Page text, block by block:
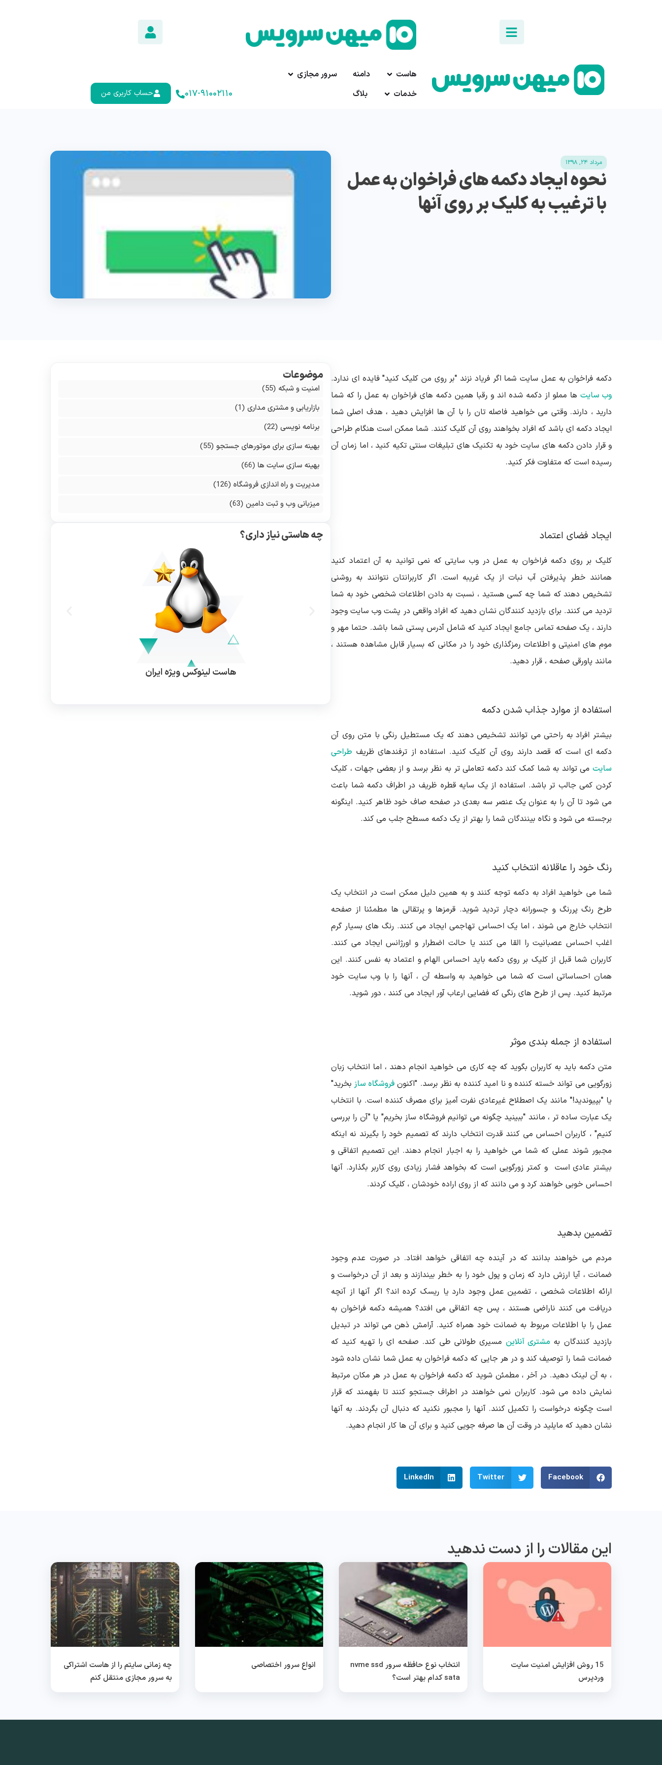
هاست دامنه
سرور مجازی
خدمات
بلاگ ۰۱۷-۹۱۰۰۲۱۱۰ حساب کاربری من
مرداد ۲۴, ۱۳۹۸
نحوه ایجاد دکمه های فراخوان به عمل
با ترغیب به کلیک بر روی آنها
دکمه فراخوان به عمل سایت شما اگر فریاد نزند "بر روی من کلیک کنید" فایده ای ندارد.
وب سایت ها مملو از دکمه شده اند و رقبا همین دکمه های فراخوان به عمل را که شما
دارید ، دارند. وقتی می خواهید فاصله تان را با آن ها افزایش دهید ، هدف اصلی شما
ایجاد دکمه ای باشد که افراد بخواهند روی آن کلیک کنند. شما ممکن است هنگام طراحی
و قرار دادن دکمه های سایت خود به تکنیک های تبلیغات سنتی تکیه کنید ، اما زمان آن
رسیده است که متفاوت فکر کنید.
ایجاد فضای اعتماد
کلیک بر روی دکمه فراخوان به عمل در وب سایتی که نمی توانید به آن اعتماد کنید
همانند خطر پذیرفتن آب نبات از یک غریبه است. اگر کاربرانتان نتوانند به روشنی
تشخیص دهند که شما چه کسی هستید ، نسبت به دادن اطلاعات شخصی خود به شما
تردید می کنند. برای بازدید کنندگان نشان دهید که افراد واقعی در پشت وب سایت وجود
دارند ، یک صفحه تماس جامع ایجاد کنید که شامل آدرس پستی شما باشد. حتما مهر و
موم های امنیتی و اطلاعات رمزگذاری خود را در مکانی که بسیار قابل مشاهده هستند ،
مانند پاورقی صفحه ، قرار دهید.
استفاده از موارد جذاب شدن دکمه
بیشتر افراد به راحتی می توانند تشخیص دهند که یک مستطیل رنگی با متن روی آن
دکمه ای است که قصد دارند روی آن کلیک کنید. استفاده از ترفندهای ظریف طراحی
سایت می تواند به شما کمک کند دکمه تعاملی تر به نظر برسد و از بعضی جهات ، کلیک
کردن کمی جالب تر باشد. استفاده از یک سایه قطره ظریف در اطراف دکمه شما باعث
می شود تا آن را به عنوان یک عنصر سه بعدی در صفحه صاف خود ظاهر کنید. اینگونه
برجسته می شود و نگاه بینندگان شما را بهتر از یک دکمه مسطح جلب می کند.
رنگ خود را عاقلانه انتخاب کنید
شما می خواهید افراد به دکمه توجه کنند و به همین دلیل ممکن است در انتخاب یک
طرح رنگ پررنگ و جسورانه دچار تردید شوید. قرمزها و پرتقالی ها مطمئنا از صفحه
انتخاب خارج می شوند ، اما یک احساس تهاجمی ایجاد می کنند. رنگ های بسیار گرم
اغلب احساس عصبانیت را القا می کنند یا حالت اضطرار و اورژانس ایجاد می کنند.
کاربران شما قبل از کلیک بر روی دکمه باید احساس الهام و اعتماد به نفس کنند. این
همان احساساتی است که شما می خواهید به واسطه آن ، آنها را با وب سایت خود
مرتبط کنید. پس از طرح های رنگی که فضایی ارعاب آور ایجاد می کنند ، دور شوید.
استفاده از جمله بندی موثر
متن دکمه باید به کاربران بگوید که چه کاری می خواهید انجام دهند ، اما انتخاب زبان
زورگویی می تواند خسته کننده و نا امید کننده به نظر برسد. "اکنونفروشگاه سازبخرید"
یا "بپیوندید!" مانند یک اصطلاح غیرعادی نفرت آمیز برای مصرف کننده است. با انتخاب
یک عبارت ساده تر ، مانند "ببینید چگونه می توانیم فروشگاه ساز بخریم" یا"آن را بررسی
کنیم" ، کاربران احساس می کنند قدرت انتخاب دارند که تصمیم خود را بگیرند نه اینکه
مجبور شوند عملی که شما می خواهید را به اجبار انجام دهند. این تصمیم اتفاقی و
بیشتر عادی است و کمتر زورگویی است که بخواهد فشار زیادی روی کاربر بگذارد. آنها
احساس خوبی خواهند کرد و می دانند که از روی اراده خودشان ، کلیک کردند.
تضمین بدهید
مردم می خواهند بدانند که در آینده چه اتفاقی خواهد افتاد. در صورت عدم وجود
ضمانت ، آیا ارزش دارد که زمان و پول خود را به خطر بیندازند و بعد از آن درخواست و
ارائه اطلاعات شخصی ، تضمین عمل وجود دارد یا ریسک کرده اند؟ اگر آنها از آنچه
دریافت می کنند ناراضی هستند ، پس چه اتفاقی می افتد؟ همیشه دکمه فراخوان به
عمل را با اطلاعات مربوط به ضمانت خود همراه کنید. آرامش ذهن می تواند در تبدیل
بازدید کنندگان به مشتری آنلاین مسیری طولانی طی کند. صفحه ای را تهیه کنید که
ضمانت شما را توصیف کند و در هر جایی که دکمه فراخوان به عمل شما نشان داده شود
، به آن لینک دهید. در آخر ، مطمئن شوید که دکمه فراخوان به عمل در هر مکان مرتبط
نمایش داده می شود. کاربران نمی خواهند در اطراف جستجو کنند تا بفهمند که قرار
است چگونه درخواست را تکمیل کنند. آنها را مجبور نکنید که دنبال آن بگردند. به آنها
نشان دهید که مایلید در وقت آن ها صرفه جویی کنید و برای آن ها کار انجام دهید.
Facebook
Twitter
LinkedIn
موضوعات
امنیت و شبکه (55)
بازاریابی و مشتری مداری (1)
برنامه نویسی (22)
بهینه سازی برای موتورهای جستجو (55)
بهینه سازی سایت ها (66)
مدیریت و راه اندازی فروشگاه (126)
میزبانی وب و ثبت دامین (63)
چه هاستی نیاز داری؟
هاست لینوکس ویژه ایران
این مقالات را از دست ندهید
15 روش افزایش امنیت سایت
وردپرس
انتخاب نوع حافظه سرور nvme ssd
sata کدام بهتر است؟
انواع سرور اختصاصی
چه زمانی سایتم را از هاست اشتراکی
به سرور مجازی منتقل کنم